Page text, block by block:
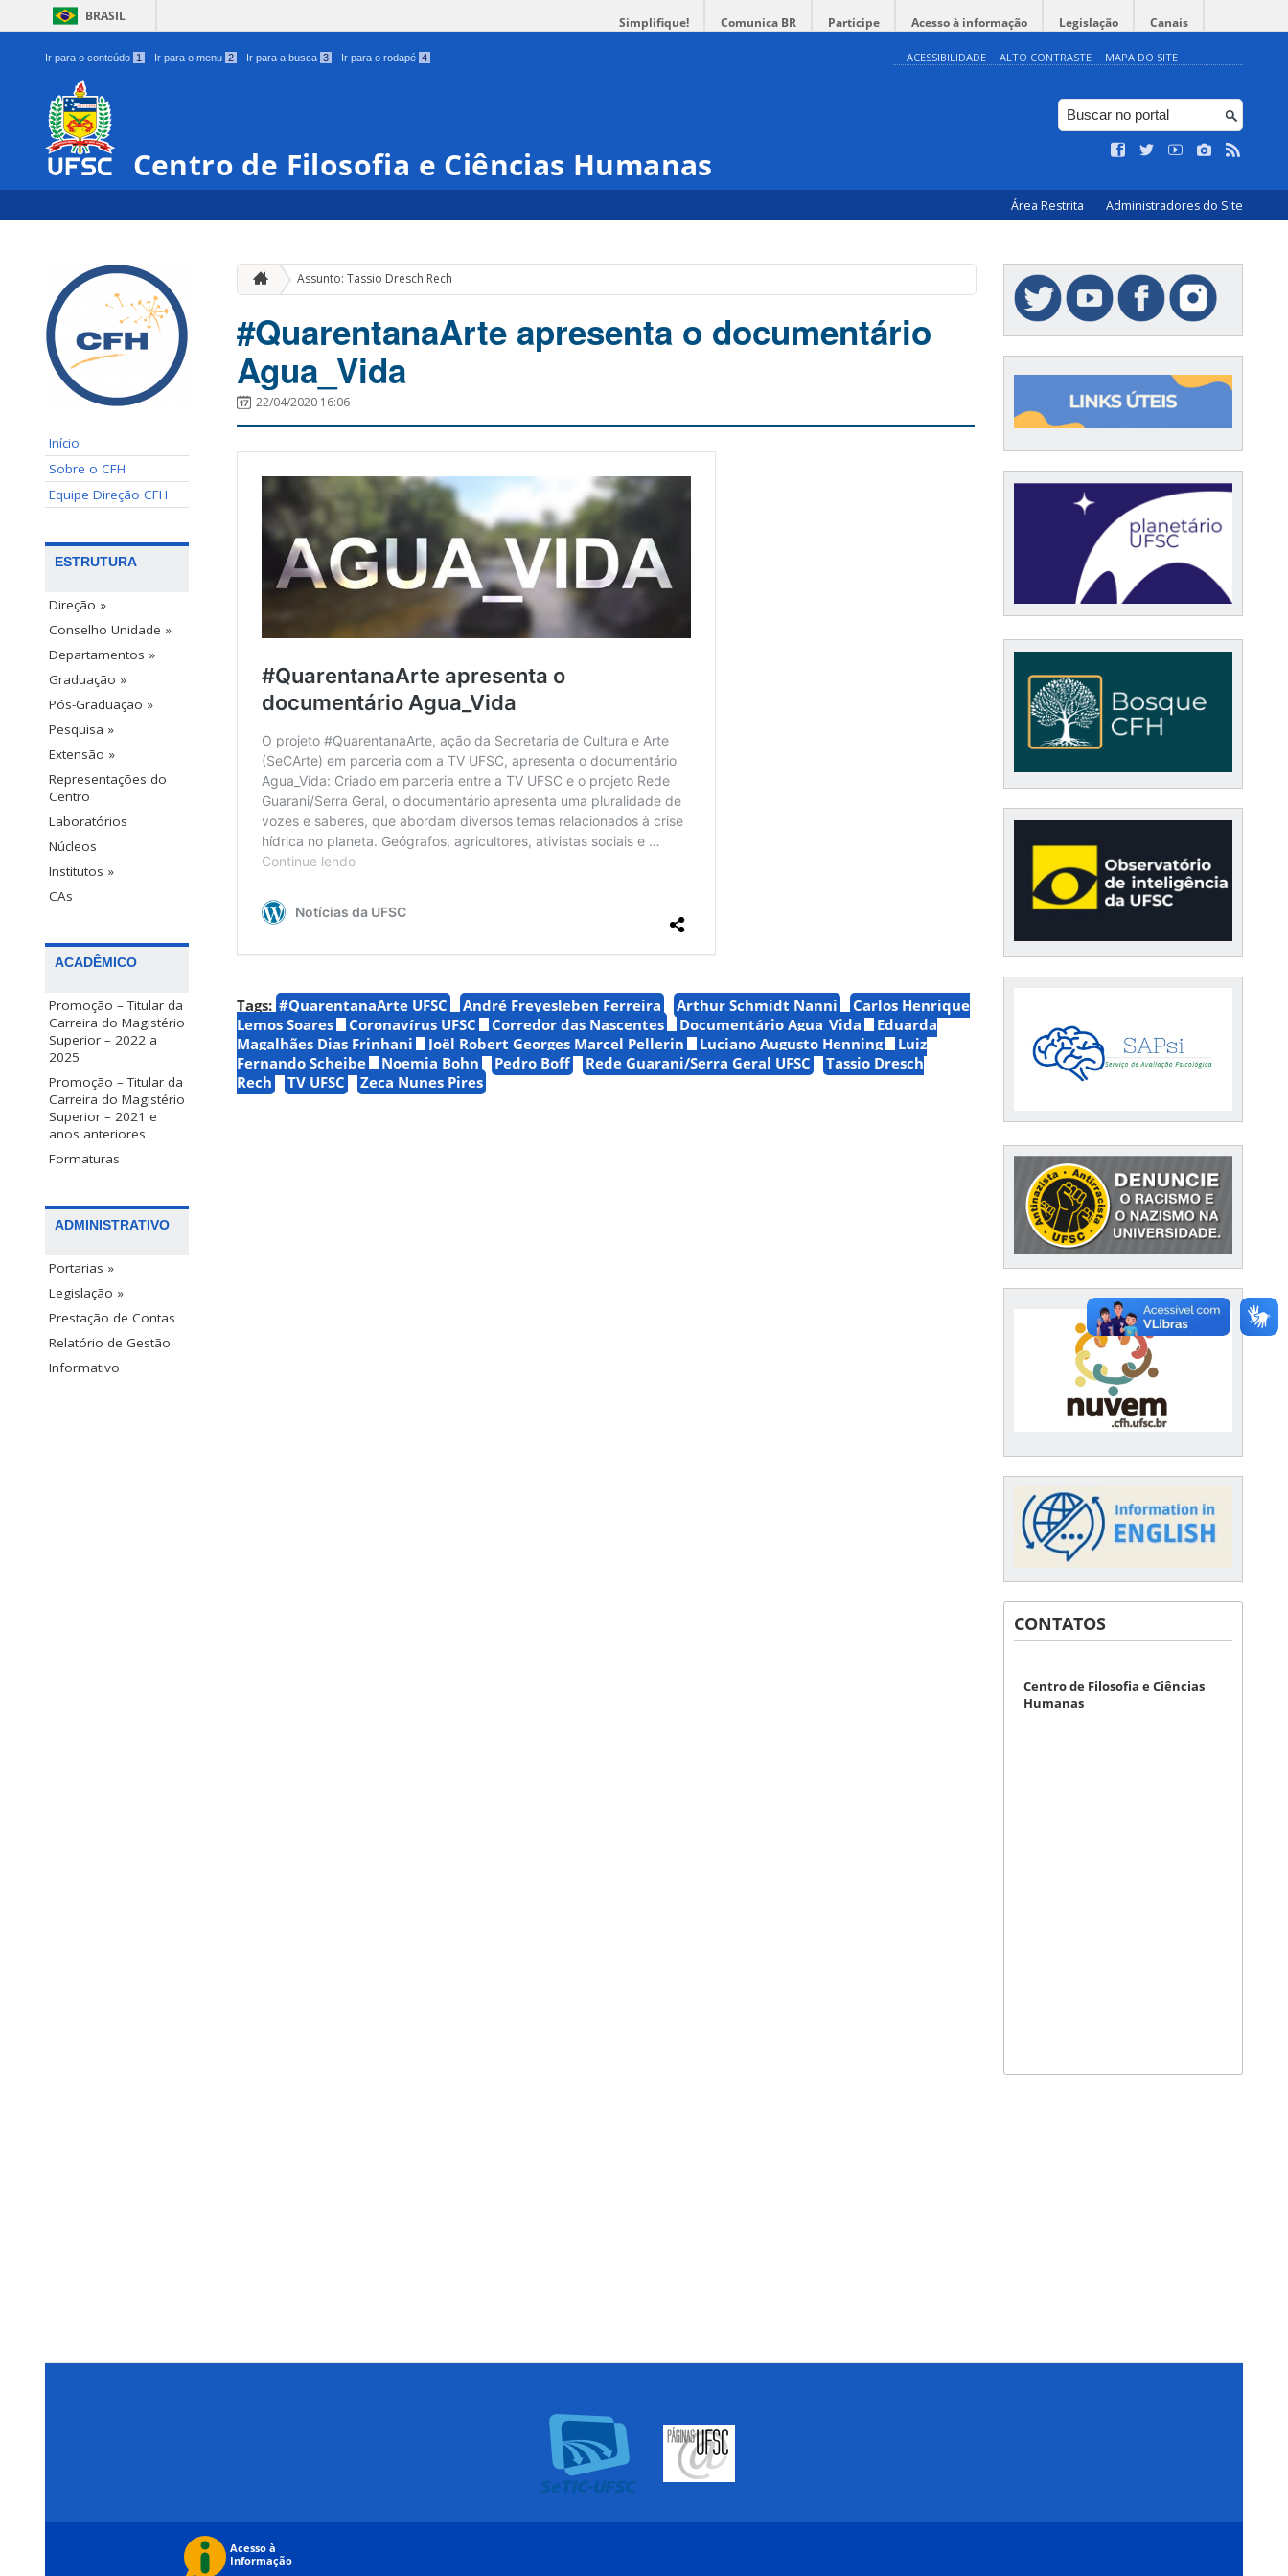
BRASIL Simplifique! Comunica BR Participe Acesso à informação Legislação Canais
Ir para o conteúdo 1 Ir para o menu 2 Ir para a busca 3 Ir para o rodapé 4 ACESSIBILIDADE ALTO CONTRASTE MAPA DO SITE
Centro de Filosofia e Ciências Humanas
Área Restrita Administradores do Site
Início
Sobre o CFH
Equipe Direção CFH
ESTRUTURA
Direção »
Conselho Unidade »
Departamentos »
Graduação »
Pós-Graduação »
Pesquisa »
Extensão »
Representações do
Centro
Laboratórios
Núcleos
Institutos »
CAs
ACADÊMICO
Promoção – Titular da
Carreira do Magistério
Superior – 2022 a
2025
Promoção – Titular da
Carreira do Magistério
Superior – 2021 e
anos anteriores
Formaturas
ADMINISTRATIVO
Portarias »
Legislação »
Prestação de Contas
Relatório de Gestão
Informativo
Assunto: Tassio Dresch Rech
#QuarentanaArte apresenta o documentário
Agua_Vida
22/04/2020 16:06
Tags: #QuarentanaArte UFSC André Freyesleben Ferreira Arthur Schmidt Nanni
Carlos Henrique
Lemos Soares
Coronavírus UFSC Corredor das Nascentes Documentário Agua_Vida
Eduarda
Magalhães Dias Frinhani
Joël Robert Georges Marcel Pellerin Luciano Augusto Henning
Luiz
Fernando Scheibe
Noemia Bohn Pedro Boff Rede Guarani/Serra Geral UFSC
Tassio Dresch
Rech
TV UFSC Zeca Nunes Pires
CONTATOS
Centro de Filosofia e Ciências
Humanas